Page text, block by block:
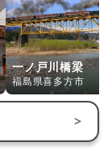
一ノ戸川橋梁
福島県喜多方市
>